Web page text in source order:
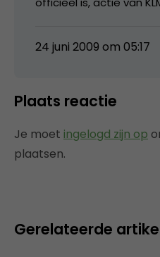
24 juni 2009 om 05:17
Plaats reactie
Je moet ingelogd zijn op
plaatsen.
Gerelateerde